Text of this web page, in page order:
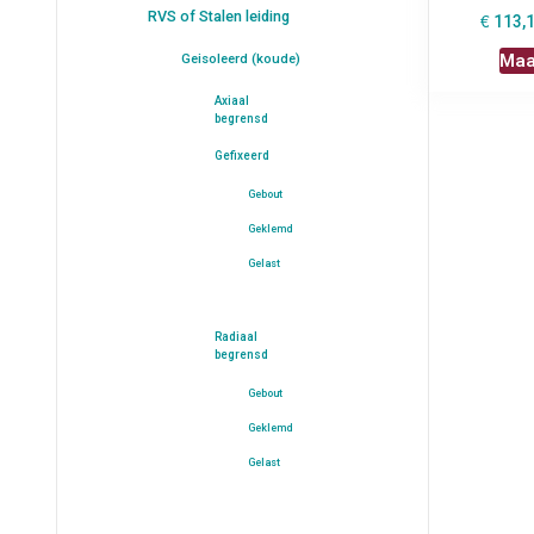
€
RVS of Stalen leiding
Geisoleerd (koude)
Axiaal
begrensd
Gefixeerd
Gebout
Geklemd
Gelast
Radiaal
begrensd
Gebout
Geklemd
Gelast